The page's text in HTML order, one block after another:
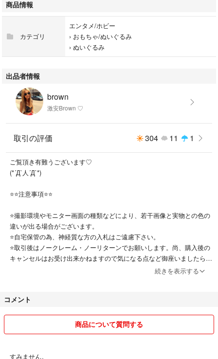
商品情報
カテゴリ
エンタメ/ホビー
› おもちゃ/ぬいぐるみ
› ぬいぐるみ
出品者情報
brown
激安Brown ♡
取引の評価 304 11 1
ご覧頂き有難うございます♡
(*´Д`人´Д`*)
⭐⭐注意事項⭐⭐
⭐撮影環境やモニター画面の種類などにより、若干画像と実物との色の
違いが出る場合がございます。
⭐自宅保管の為、神経質な方の入札はご遠慮下さい。
⭐取引後はノークレーム・ノーリターンでお願いします。尚、購入後の
キャンセルはお受け出来かねますので気になる点など御座いましたら、
どんなことでも構いませんのでご質問お願い致します|(llllll´3`llllll)|
すぐに返事返せれない場合がありますので
続きを表示する
コメント
商品について質問する
すみません。